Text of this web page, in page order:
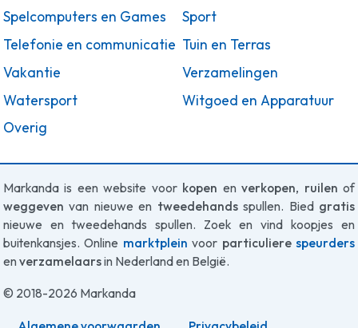
Spelcomputers en Games
Sport
Telefonie en communicatie Tuin en Terras
Vakantie
Verzamelingen
Watersport
Witgoed en Apparatuur
Overig
Markanda is een website voor kopen enverkopen, ruilen of
weggeven van nieuwe en tweedehandsspullen. Bied gratis
nieuwe en tweedehands spullen. Zoek en vind koopjes en
buitenkansjes. Online marktplein voor particulierespeurders
en verzamelaarsin Nederland en België.
© 2018-2026 Markanda